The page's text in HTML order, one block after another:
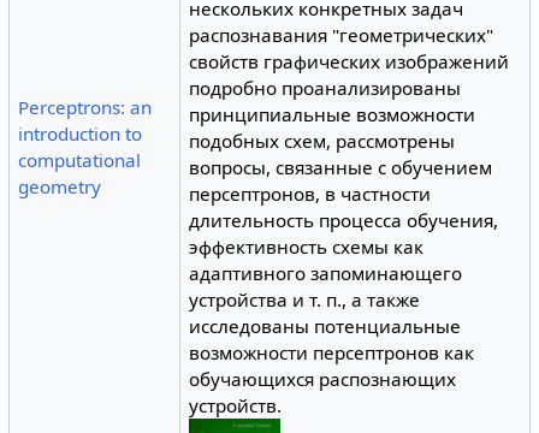
Perceptrons: an
introduction to
computational
geometry
нескольких конкретных задач
распознавания "геометрических"
свойств графических изображений
подробно проанализированы
принципиальные возможности
подобных схем, рассмотрены
вопросы, связанные с обучением
персептронов, в частности
длительность процесса обучения,
эффективность схемы как
адаптивного запоминающего
устройства и т. п., а также
исследованы потенциальные
возможности персептронов как
обучающихся распознающих
устройств.